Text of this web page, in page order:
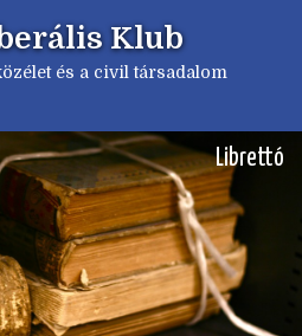
Klub
és a civil társadalom
Librettó